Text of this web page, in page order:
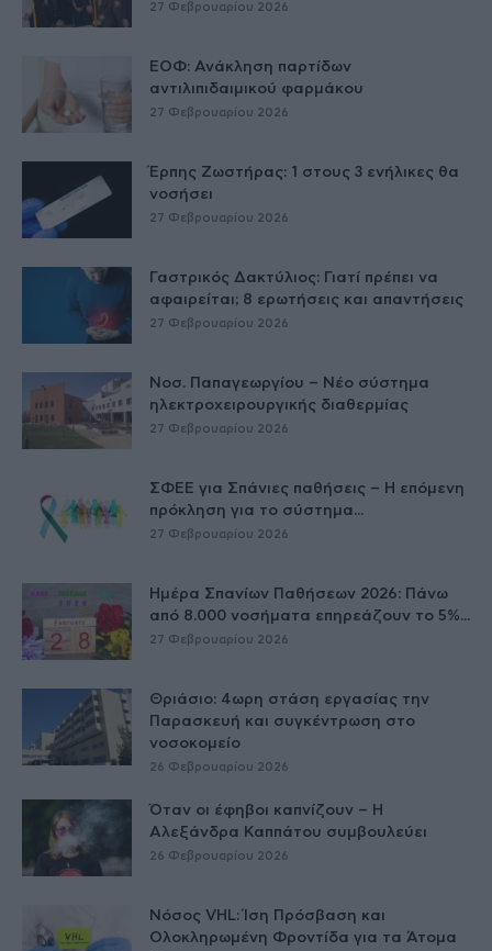
27 Φεβρουαρίου 2026
ΕΟΦ: Ανάκληση παρτίδων
αντιλιπιδαιμικού φαρμάκου
27 Φεβρουαρίου 2026
Έρπης Ζωστήρας: 1 στους 3 ενήλικες θα
νοσήσει
27 Φεβρουαρίου 2026
Γαστρικός Δακτύλιος: Γιατί πρέπει να
αφαιρείται; 8 ερωτήσεις και απαντήσεις
27 Φεβρουαρίου 2026
Νοσ. Παπαγεωργίου – Νέο σύστημα
ηλεκτροχειρουργικής διαθερμίας
27 Φεβρουαρίου 2026
ΣΦΕΕ για Σπάνιες παθήσεις – Η επόμενη
πρόκληση για το σύστημα...
27 Φεβρουαρίου 2026
Ημέρα Σπανίων Παθήσεων 2026: Πάνω
από 8.000 νοσήματα επηρεάζουν το 5%...
27 Φεβρουαρίου 2026
Θριάσιο: 4ωρη στάση εργασίας την
Παρασκευή και συγκέντρωση στο
νοσοκομείο
26 Φεβρουαρίου 2026
Όταν οι έφηβοι καπνίζουν – Η
Αλεξάνδρα Καππάτου συμβουλεύει
26 Φεβρουαρίου 2026
Νόσος VHL: Ίση Πρόσβαση και
Ολοκληρωμένη Φροντίδα για τα Άτομα